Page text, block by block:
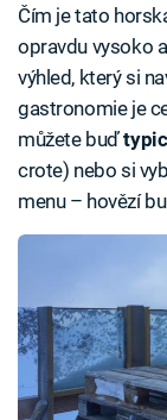
Čím je tato
opravdu vysoko
výhled, který si
gastronomie je
můžete buď
crote) nebo si
menu – hovězí